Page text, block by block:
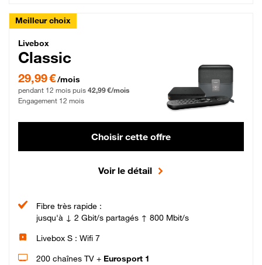
Meilleur choix
Livebox Classic Fibre
Livebox
Classic
29,99 € par mois pendant 12 mois puis 42,99 € par mois, Engagement 12 mois
29,99 €/mois
pendant 12 mois puis 42,99 €/mois
Engagement 12 mois
Choisir cette offre
Voir le détail
Fibre très rapide :
jusqu'à ↓ 2 Gbit/s partagés ↑ 800 Mbit/s
Livebox S : Wifi 7
200 chaînes TV + Eurosport 1